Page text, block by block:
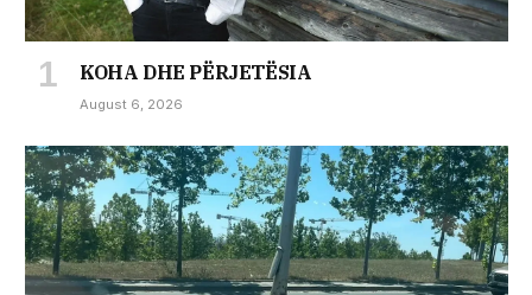
KOHA DHE PËRJETËSIA
August 6, 2026